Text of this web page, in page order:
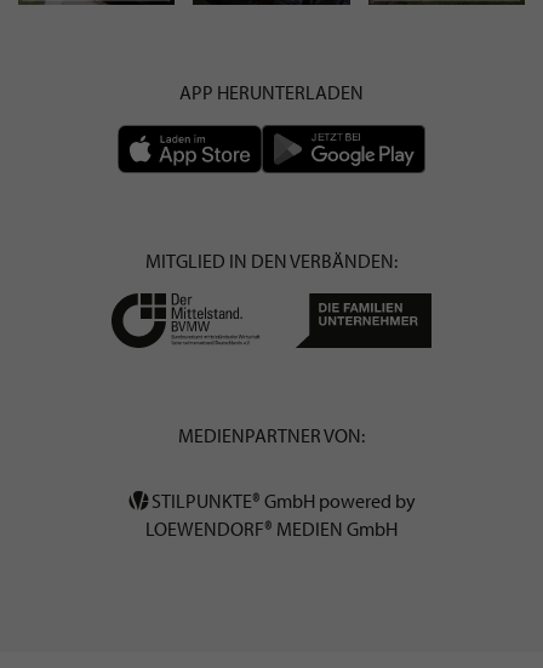
APP HERUNTERLADEN
MITGLIED IN DEN VERBÄNDEN:
MEDIENPARTNER VON:
STILPUNKTE® GmbH powered by
LOEWENDORF® MEDIEN GmbH